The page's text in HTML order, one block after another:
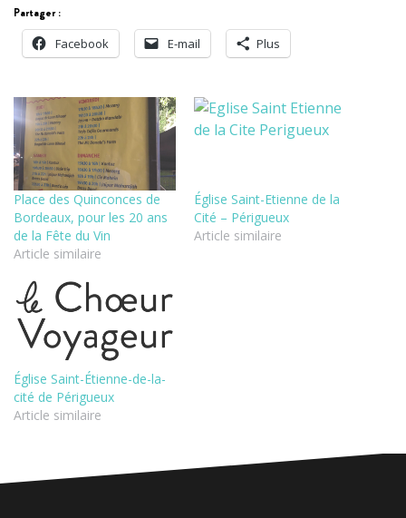
Partager :
Facebook
E-mail Plus
Place des Quinconces de
Bordeaux, pour les 20 ans
de la Fête du Vin
Article similaire
Église Saint-Etienne de la
Cité – Périgueux
Article similaire
Église Saint-Étienne-de-la-
cité de Périgueux
Article similaire